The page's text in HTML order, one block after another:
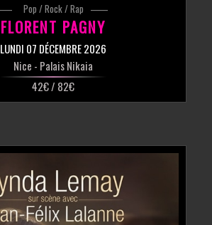
Pop / Rock / Rap
FLORENT PAGNY
LUNDI 07 DÉCEMBRE 2026
Nice - Palais Nikaia
42€ / 82€